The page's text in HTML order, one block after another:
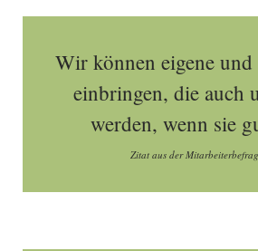
Wir können eigene und
einbringen, die auch
werden, wenn sie
Zitat aus der